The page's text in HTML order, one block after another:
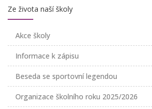
Ze života naší školy
Akce školy
Informace k zápisu
Beseda se sportovní legendou
Organizace školního roku 2025/2026